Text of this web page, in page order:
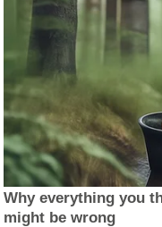
Why everything you
might be wrong